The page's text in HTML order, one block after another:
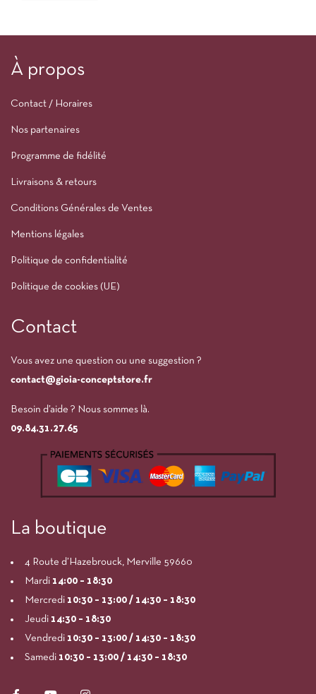
À propos
Contact / Horaires
Nos partenaires
Programme de fidélité
Livraisons & retours
Conditions Générales de Ventes
Mentions légales
Politique de confidentialité
Politique de cookies (UE)
Contact
Vous avez une question ou une suggestion ?
contact@gioia-conceptstore.fr
Besoin d’aide ? Nous sommes là.
09.84.31.27.65
La boutique
4 Route d’Hazebrouck, Merville 59660
Mardi 14:00 – 18:30
Mercredi 10:30 – 13:00 / 14:30 – 18:30
Jeudi 14:30 – 18:30
Vendredi 10:30 – 13:00 / 14:30 – 18:30
Samedi 10:30 – 13:00 / 14:30 – 18:30